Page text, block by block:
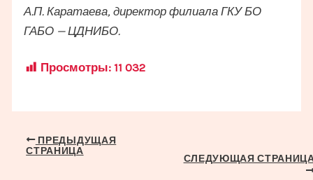
А.П. Каратаева, директор филиала ГКУ БО
ГАБО — ЦДНИБО.
Просмотры: 11 032
Навигация
ПРЕДЫДУЩАЯ
СТРАНИЦА
СЛЕДУЮЩАЯ